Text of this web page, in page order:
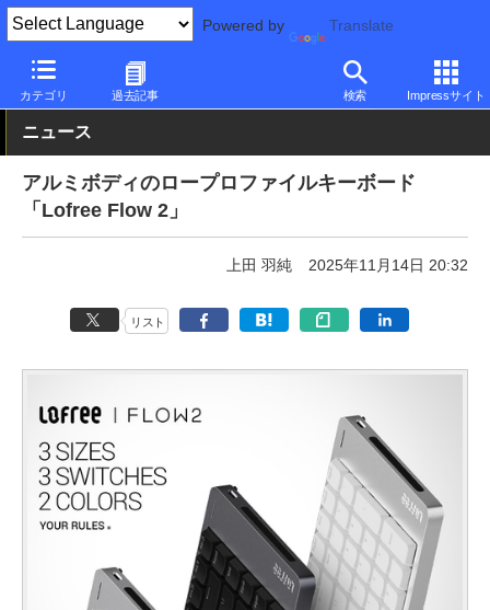
Powered by Translate
カテゴリ 過去記事 検索 Impressサイト
PC Watch 半導体/周辺機器 有線
ニュース
アルミボディのロープロファイルキーボード
「Lofree Flow 2」
上田 羽純 2025年11月14日 20:32
リスト